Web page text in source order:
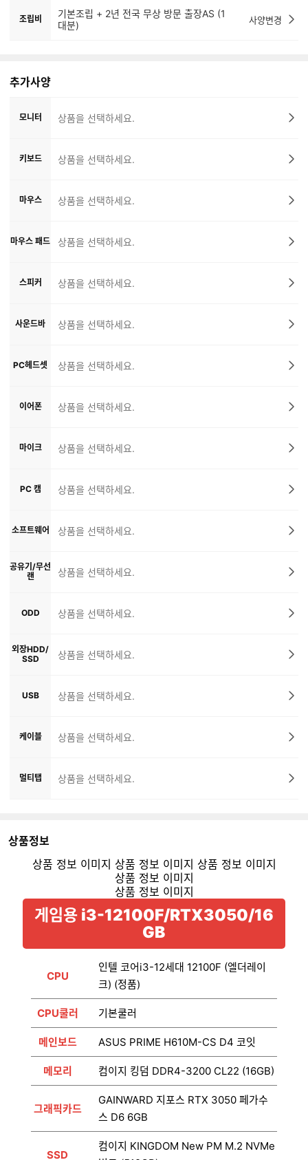
조립비
기본조립 + 2년 전국 무상 방문 출장AS (1
대분)
사양변경
추가사양
모니터 상품을 선택하세요.
키보드 상품을 선택하세요.
마우스 상품을 선택하세요.
마우스 패드 상품을 선택하세요.
스피커 상품을 선택하세요.
사운드바 상품을 선택하세요.
PC헤드셋 상품을 선택하세요.
이어폰 상품을 선택하세요.
마이크 상품을 선택하세요.
PC 캠 상품을 선택하세요.
소프트웨어 상품을 선택하세요.
공유기/무선
랜
상품을 선택하세요.
ODD 상품을 선택하세요.
외장HDD/
SSD
상품을 선택하세요.
USB 상품을 선택하세요.
케이블 상품을 선택하세요.
멀티탭 상품을 선택하세요.
상품정보
게임용 i3-12100F/RTX3050/16
GB
CPU
인텔 코어i3-12세대 12100F (엘더레이
크) (정품)
CPU쿨러 기본쿨러
메인보드 ASUS PRIME H610M-CS D4 코잇
메모리 컴이지 킹덤 DDR4-3200 CL22 (16GB)
그래픽카드
GAINWARD 지포스 RTX 3050 페가수
스 D6 6GB
SSD
컴이지 KINGDOM New PM M.2 NVMe